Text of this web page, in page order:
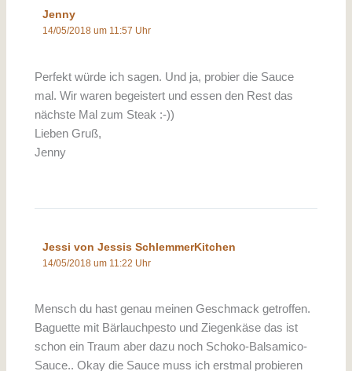
Jenny
14/05/2018 um 11:57 Uhr
Perfekt würde ich sagen. Und ja, probier die Sauce
mal. Wir waren begeistert und essen den Rest das
nächste Mal zum Steak :-))
Lieben Gruß,
Jenny
Jessi von Jessis SchlemmerKitchen
14/05/2018 um 11:22 Uhr
Mensch du hast genau meinen Geschmack getroffen.
Baguette mit Bärlauchpesto und Ziegenkäse das ist
schon ein Traum aber dazu noch Schoko-Balsamico-
Sauce.. Okay die Sauce muss ich erstmal probieren